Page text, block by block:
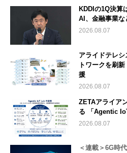
KDDIの1Q決
AI、金融事業な
2026.08.07
アライドテレ
トワークを刷
援
2026.08.07
ZETAアライア
る 「Agentic
2026.08.07
＜連載＞6G時